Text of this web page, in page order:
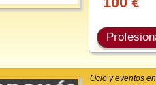
€
Ocio y eventos